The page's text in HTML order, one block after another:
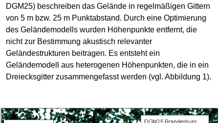
DGM25) beschreiben das Gelände in regelmäßigen Gittern
von 5 m bzw. 25 m Punktabstand. Durch eine Optimierung
des Geländemodells wurden Höhenpunkte entfernt, die
nicht zur Bestimmung akustisch relevanter
Geländestrukturen beitragen. Es entsteht ein
Geländemodell aus heterogenen Höhenpunkten, die in ein
Dreiecksgitter zusammengefasst werden (vgl. Abbildung 1).